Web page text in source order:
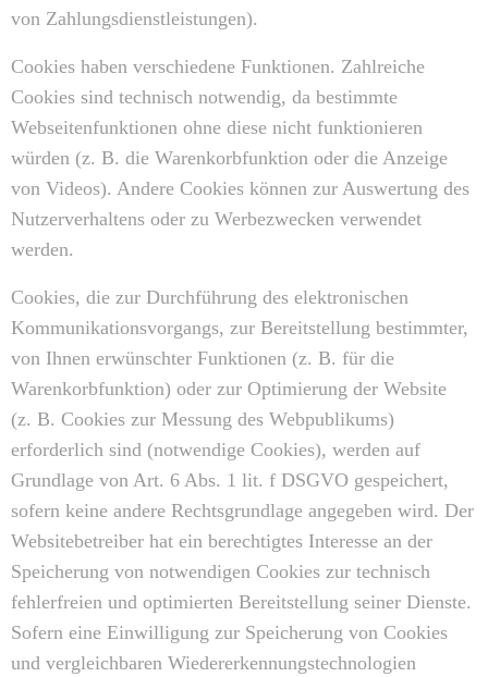
von Zahlungsdienstleistungen).
Cookies haben verschiedene Funktionen. Zahlreiche
Cookies sind technisch notwendig, da bestimmte
Webseitenfunktionen ohne diese nicht funktionieren
würden (z. B. die Warenkorbfunktion oder die Anzeige
von Videos). Andere Cookies können zur Auswertung des
Nutzerverhaltens oder zu Werbezwecken verwendet
werden.
Cookies, die zur Durchführung des elektronischen
Kommunikationsvorgangs, zur Bereitstellung bestimmter,
von Ihnen erwünschter Funktionen (z. B. für die
Warenkorbfunktion) oder zur Optimierung der Website
(z. B. Cookies zur Messung des Webpublikums)
erforderlich sind (notwendige Cookies), werden auf
Grundlage von Art. 6 Abs. 1 lit. f DSGVO gespeichert,
sofern keine andere Rechtsgrundlage angegeben wird. Der
Websitebetreiber hat ein berechtigtes Interesse an der
Speicherung von notwendigen Cookies zur technisch
fehlerfreien und optimierten Bereitstellung seiner Dienste.
Sofern eine Einwilligung zur Speicherung von Cookies
und vergleichbaren Wiedererkennungstechnologien